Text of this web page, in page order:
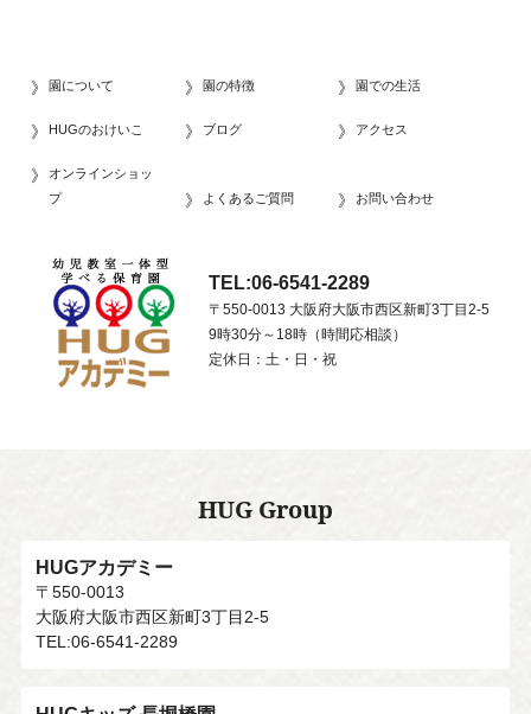
園について 園の特徴 園での生活
HUGのおけいこ ブログ アクセス
オンラインショッ
プ
よくあるご質問 お問い合わせ
TEL:06-6541-2289
〒550-0013 大阪府大阪市西区新町3丁目2-5
9時30分～18時（時間応相談）
定休日：土・日・祝
HUG Group
HUGアカデミー
〒550-0013
大阪府大阪市西区新町3丁目2-5
TEL:06-6541-2289